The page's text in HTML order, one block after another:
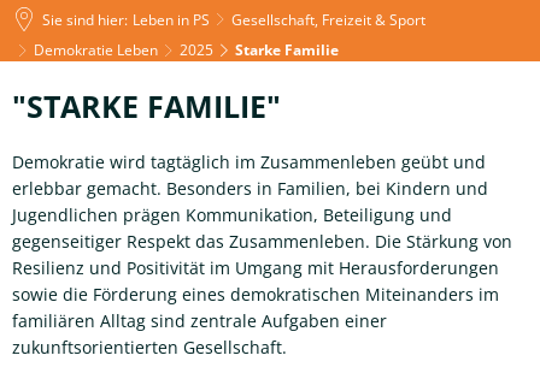
Sie sind hier: Leben in PS
Gesellschaft, Freizeit & Sport
Demokratie Leben
2025 Starke Familie
Starke
Familie
"STARKE FAMILIE"
Demokratie wird tagtäglich im Zusammenleben geübt und
erlebbar gemacht. Besonders in Familien, bei Kindern und
Jugendlichen prägen Kommunikation, Beteiligung und
gegenseitiger Respekt das Zusammenleben. Die Stärkung von
Resilienz und Positivität im Umgang mit Herausforderungen
sowie die Förderung eines demokratischen Miteinanders im
familiären Alltag sind zentrale Aufgaben einer
zukunftsorientierten Gesellschaft.